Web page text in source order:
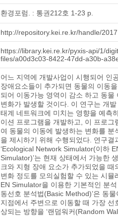
환경포럼. : 통권212호 1-23 p.
http://repository.kei.re.kr/handle/
https://library.kei.re.kr/pyxis-api/1/
files/a00d3c03-8422-47dd-a30b-
어느 지역에 개발사업이 시행되어 인
장애요소들이 추가되면 동물의 이동
되어 이동가능 영역이 감소 하고 동물
변화가 발생할 것이다. 이 연구는 개
태계 네트워크에 미치는 영향을 예측
이션 프로그램을 개발하고, 이 프로그
여 동물의 이동에 발생하는 변화를 분
을 제시하기 위해 수행되었다. 연구결
‘Ecological Network Simulator(이하
Simulator)’는 현재 상태에서 가능한
크와 지형 장애 요소가 추가되었을 때
변화 정도를 모의실험할 수 있는 시뮬
EN Simulator을 이용한 기본적인 분석
동선호 분석법(Basic Method)’은 동
지점에서 주변으로 이동할 때 가장 선
상되는 방향을 ‘랜덤워커(Random